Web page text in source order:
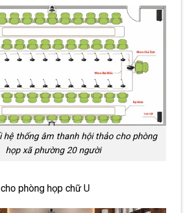
hệ thống âm thanh hội thảo cho phòng
họp xã phường 20 người
phòng họp chữ U